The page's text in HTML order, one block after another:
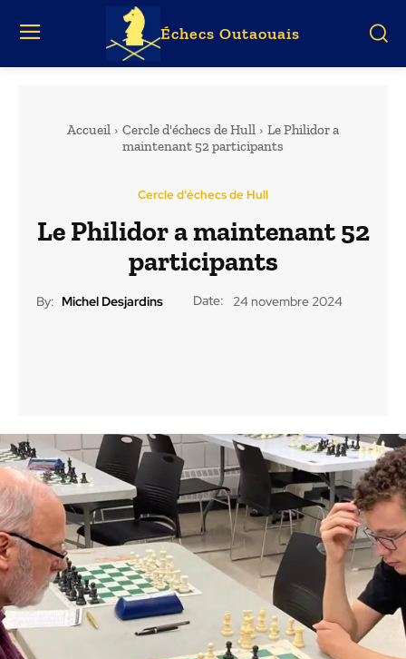
Échecs Outaouais
Accueil Cercle d'échecs de Hull
Le Philidor a
maintenant 52 participants
Cercle d'échecs de Hull
Le Philidor a maintenant 52
participants
By: Michel Desjardins Date: 24 novembre 2024